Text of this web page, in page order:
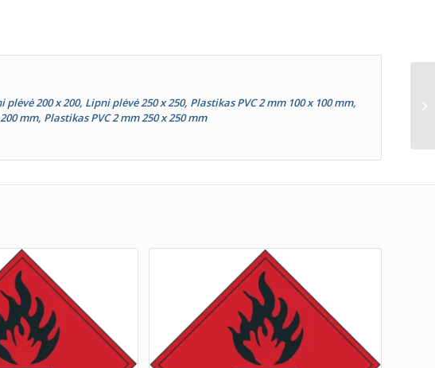
200 x 200, Lipni plėvė 250 x 250, Plastikas PVC 2 mm 100 x 100 mm,
mm, Plastikas PVC 2 mm 250 x 250 mm